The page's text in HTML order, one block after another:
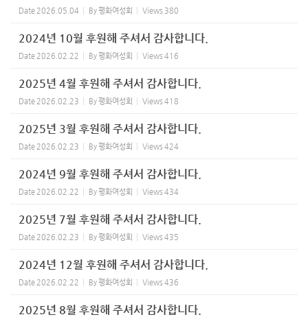
Date 2026.05.04 By평화여성회 Views 380
2024년 10월 후원해 주셔서 감사합니다.
Date 2026.02.22 By평화여성회 Views 416
2025년 4월 후원해 주셔서 감사합니다.
Date 2026.02.23 By평화여성회 Views 418
2025년 3월 후원해 주셔서 감사합니다.
Date 2026.02.23 By평화여성회 Views 424
2024년 9월 후원해 주셔서 감사합니다.
Date 2026.02.22 By평화여성회 Views 434
2025년 7월 후원해 주셔서 감사합니다.
Date 2026.02.23 By평화여성회 Views 435
2024년 12월 후원해 주셔서 감사합니다.
Date 2026.02.22 By평화여성회 Views 436
2025년 8월 후원해 주셔서 감사합니다.